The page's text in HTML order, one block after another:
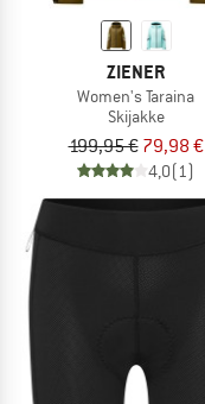
ZIENER
Women's Taraina
Skijakke
199,95 € 79,98 €
4,0(1)